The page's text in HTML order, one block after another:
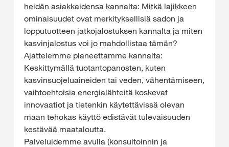
heidän asiakkaidensa kannalta: Mitkä lajikkeen
ominaisuudet ovat merkityksellisiä sadon ja
lopputuotteen jatkojalostuksen kannalta ja miten
kasvinjalostus voi jo mahdollistaa tämän?
Ajattelemme planeettamme kannalta:
Keskittymällä tuotantopanosten, kuten
kasvinsuojeluaineiden tai veden, vähentämiseen,
vaihtoehtoisia energialähteitä koskevat
innovaatiot ja tietenkin käytettävissä olevan
maan tehokas käyttö edistävät tulevaisuuden
kestävää maataloutta.
Palveluidemme avulla (konsultoinnin ja